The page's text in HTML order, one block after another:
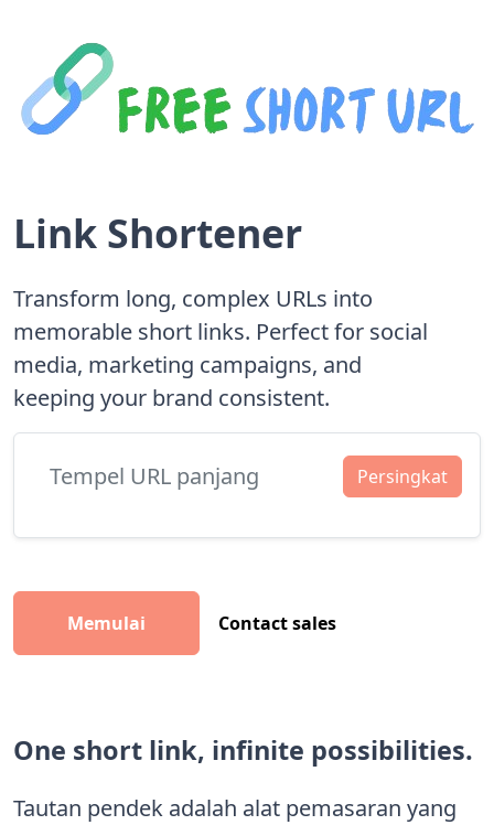
Link Shortener
Transform long, complex URLs into
memorable short links. Perfect for social
media, marketing campaigns, and
keeping your brand consistent.
Persingkat
Memulai Contact sales
One short link, infinite possibilities.
Tautan pendek adalah alat pemasaran yang